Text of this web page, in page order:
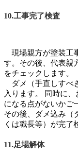
10.工事完了検査
現場親方が塗装工
す。その後、代表親
をチェックします。
ダメ（手直しすべ
入ります。 同時に
になる点がないかご
その後、ダメ込み（
くは職長等）が完了
11.足場解体